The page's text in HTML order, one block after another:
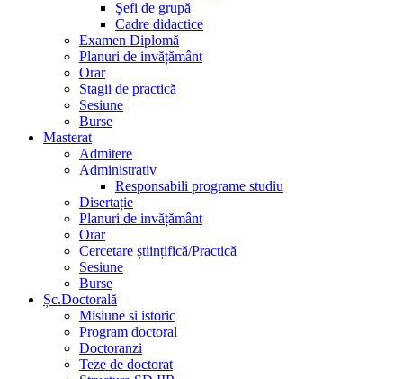
Şefi de grupă
Cadre didactice
Examen Diplomă
Planuri de invățământ
Orar
Stagii de practică
Sesiune
Burse
Masterat
Admitere
Administrativ
Responsabili programe studiu
Disertație
Planuri de invățământ
Orar
Cercetare științifică/Practică
Sesiune
Burse
Șc.Doctorală
Misiune si istoric
Program doctoral
Doctoranzi
Teze de doctorat